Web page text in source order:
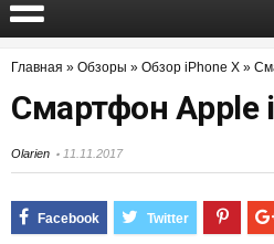
Главная » Обзоры » Обзор iPhone X »
Смартфон Apple
Olarien 11.11.2017